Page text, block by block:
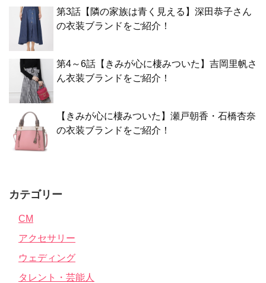
第3話【隣の家族は青く見える】深田恭子さん
の衣装ブランドをご紹介！
第4～6話【きみが心に棲みついた】吉岡里帆さ
ん衣装ブランドをご紹介！
【きみが心に棲みついた】瀬戸朝香・石橋杏奈
の衣装ブランドをご紹介！
カテゴリー
CM
アクセサリー
ウェディング
タレント・芸能人